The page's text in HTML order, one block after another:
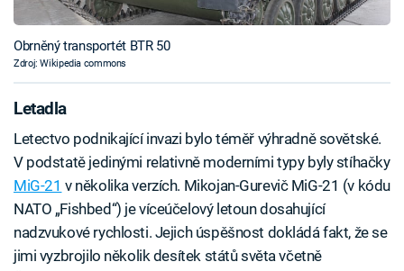
Obrněný transportét BTR 50
Zdroj: Wikipedia commons
Letadla
Letectvo podnikající invazi bylo téměř výhradně sovětské.
V podstatě jedinými relativně moderními typy byly stíhačky
MiG-21 v několika verzích. Mikojan-Gurevič MiG-21 (v kódu
NATO „Fishbed“) je víceúčelový letoun dosahující
nadzvukové rychlosti. Jejich úspěšnost dokládá fakt, že se
jimi vyzbrojilo několik desítek států světa včetně